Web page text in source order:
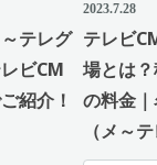
テレグ
ビCM
紹介！
2023.7.28
テレビ
場とは
の料金
（メ～テ